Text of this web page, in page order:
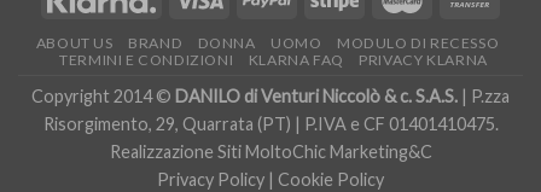
ABOUT US BRAND DONNA UOMO
MODULO DI RECESSO
TERMINI E CONDIZIONI
KLARNA FAQ PRIVACY KLARNA
Copyright 2014 © DANILO di Venturi Niccolò & c. S.A.S. | P.zza
Risorgimento, 29, Quarrata (PT) | P.IVA e CF 01401410475.
Realizzazione Siti MoltoChic Marketing&C
Privacy Policy | Cookie Policy